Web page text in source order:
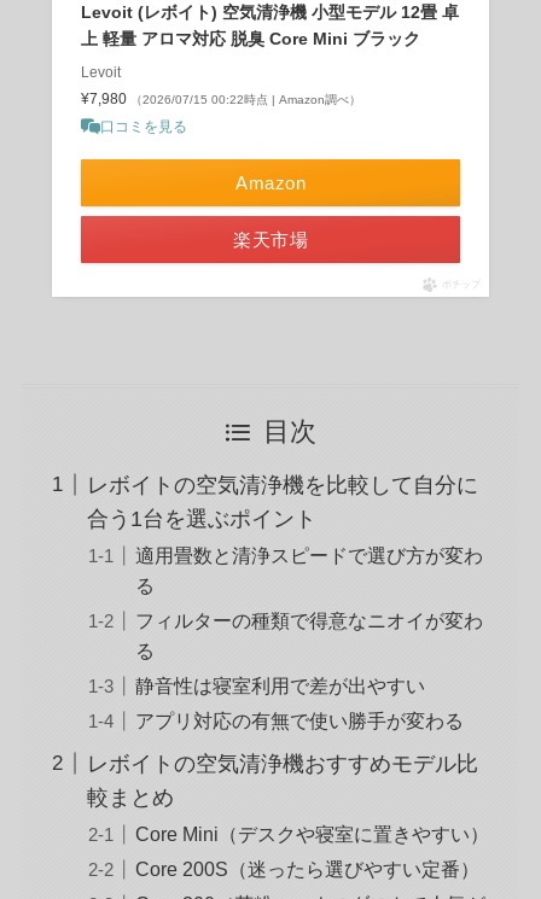
Levoit (レボイト) 空気清浄機 小型モデル 12畳 卓
上 軽量 アロマ対応 脱臭 Core Mini ブラック
Levoit
¥7,980
（2026/07/15 00:22時点 | Amazon調べ）
口コミを見る
Amazon
楽天市場
ポチップ
目次
レボイトの空気清浄機を比較して自分に
合う1台を選ぶポイント
適用畳数と清浄スピードで選び方が変わ
る
フィルターの種類で得意なニオイが変わ
る
静音性は寝室利用で差が出やすい
アプリ対応の有無で使い勝手が変わる
レボイトの空気清浄機おすすめモデル比
較まとめ
Core Mini（デスクや寝室に置きやすい）
Core 200S（迷ったら選びやすい定番）